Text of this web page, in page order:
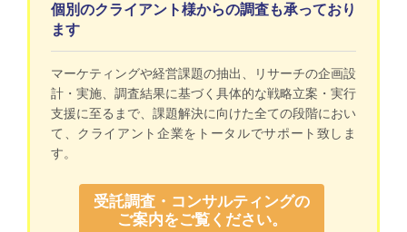
個別のクライアント様からの調査も承っており
ます
マーケティングや経営課題の抽出、リサーチの企画設
計・実施、調査結果に基づく具体的な戦略立案・実行
支援に至るまで、課題解決に向けた全ての段階におい
て、クライアント企業をトータルでサポート致しま
す。
受託調査・コンサルティングの
ご案内をご覧ください。